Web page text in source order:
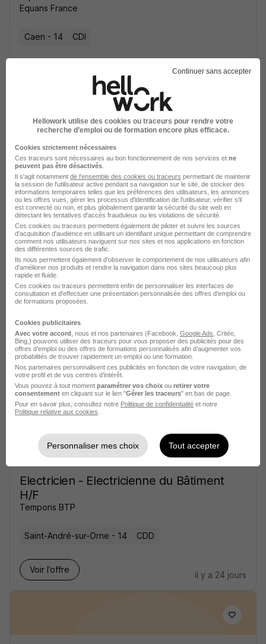
Equans France
Caen - 14 CDI
il y a 26 jours
Electricien H/F
IDEX
Caen - 14 CDI
Voir l’offre
il y a 4 jours
Câbleur Monteur Electrique et
Electronique H/F
L'Industrie recrute
Bayeux - 14 CDI 25 000 - 30 000 € / an
Voir l’offre
il y a 23 jours
Electricien - Electricienne du Bâtiment
H/F
Temporis BTP
Saint-André-sur-Orne - 14 CDD
Voir l’offre
il y a 24 jours
Continuer sans accepter
Hellowork utilise des cookies ou traceurs pour rendre votre
recherche d’emploi ou de formation encore plus efficace.
Cookies strictement nécessaires
Ces traceurs sont nécessaires au bon fonctionnement de nos services et ne
peuvent pas être désactivés
Il s'agit notamment de l'ensemble des cookies ou traceurs permettant de maintenir
la session de l'utilisateur active pendant sa navigation sur le site, de stocker des
informations temporaires telles que les préférences des utilisateurs, les annonces
ou les offres vues, gérer les processus d'identification de l'utilisateur, vérifier s'il
est connecté ou non, et plus globalement garantir la sécurité du site web en
détectant les tentatives d'accès frauduleux ou les violations de sécurité.
Ces cookies ou traceurs permettent également de piloter et suivre les sources
d'acquisition d'audience en utilisant un identifiant unique permettant de comprendre
comment nos utilisateurs naviguent sur nos sites et nos applications en fonction
des différentes sources de trafic.
Ils nous permettent également d’observer le comportement de nos utilisateurs afin
d'améliorer nos produits et rendre la navigation dans nos sites beaucoup plus
rapide et fluide.
Ces cookies ou traceurs permettent enfin de personnaliser les interfaces de
consultation et d'effectuer une présentation personnalisée des offres d'emploi ou
de formations proposées.
Cookies publicitaires
Avec votre accord , nous et nos partenaires (Facebook, Google Ads , Critéo,
Bing,) pouvons utiliser des traceurs pour vous proposer des publicités pour des
offres d’emploi ou des offres de formations personnalisés afin d’augmenter vos
probabilités de trouver rapidement un emploi ou une formation.
Nos partenaires personnalisent ces publicités en fonction de votre navigation, de
votre profil et de vos centres d’intérêt.
Vous pouvez à tout moment paramétrer vos choix ou retirer votre
consentement en cliquant sur le lien "Gérer les traceurs" en bas de page.
Pour en savoir plus, consultez notre Politique de confidentialité et notre
Politique relative aux cookies
Personnaliser mes choix Tout accepter